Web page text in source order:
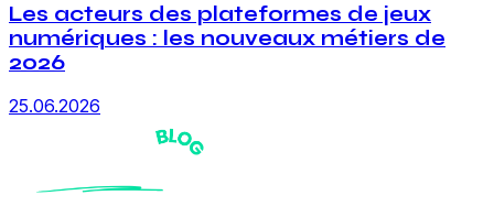
Les acteurs des plateformes de jeux
numériques : les nouveaux métiers de
2026
25.06.2026